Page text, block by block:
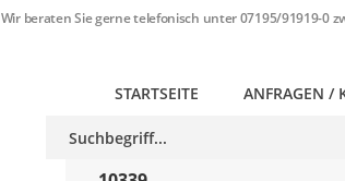
Wir beraten Sie gerne telefonisch unter07195/91919-0
STARTSEITE ANFRAGEN /